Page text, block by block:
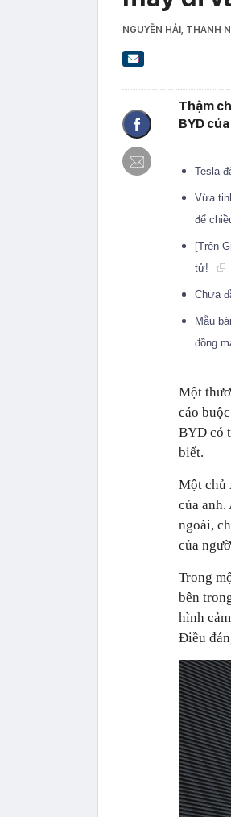
NGUYỄN HẢI , THANH
Thậm
BYD
Tesla
Vừa
để
[Trên
tử!
Chưa
Mẫu
đồng
Một
cáo
BYD có
biết.
Một chủ
của
ngoài,
của
Trong
bên
hình
Điều